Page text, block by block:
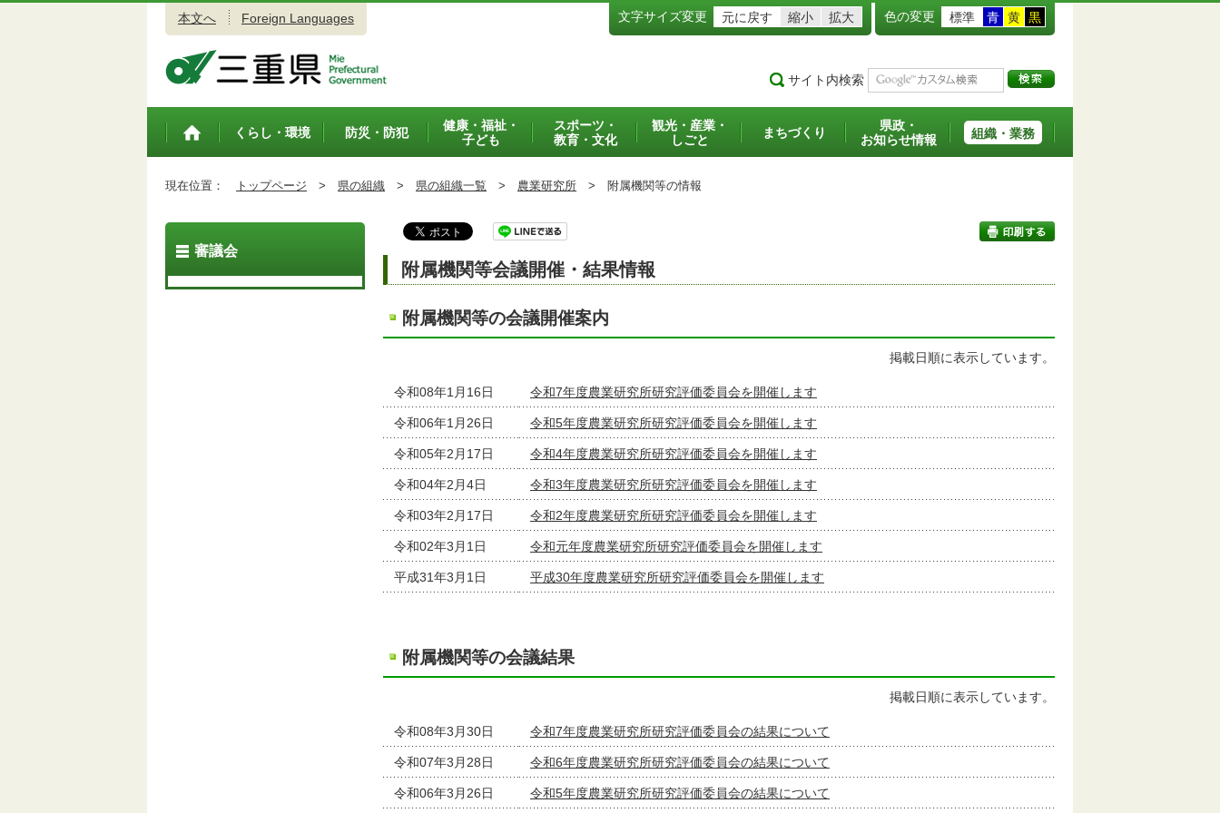
本文へ Foreign Languages 文字サイズ変更 元に戻す 縮小 拡大 色の変更 標準 青 黄 黒
サイト内検索
トップペ
くらし・環境 防災・防犯
健康・福祉・
子ども
スポーツ・
教育・文化
観光・産業・
しごと
まちづくり
県政・
お知らせ情報
組織・業務
現在位置： トップページ > 県の組織 > 県の組織一覧 > 農業研究所 > 附属機関等の情報
附属機関等会議開催・結果情報
附属機関等の会議開催案内
掲載日順に表示しています。
令和08年1月16日 令和7年度農業研究所研究評価委員会を開催します
令和06年1月26日 令和5年度農業研究所研究評価委員会を開催します
令和05年2月17日 令和4年度農業研究所研究評価委員会を開催します
令和04年2月4日 令和3年度農業研究所研究評価委員会を開催します
令和03年2月17日 令和2年度農業研究所研究評価委員会を開催します
令和02年3月1日 令和元年度農業研究所研究評価委員会を開催します
平成31年3月1日 平成30年度農業研究所研究評価委員会を開催します
附属機関等の会議結果
掲載日順に表示しています。
令和08年3月30日 令和7年度農業研究所研究評価委員会の結果について
令和07年3月28日 令和6年度農業研究所研究評価委員会の結果について
令和06年3月26日 令和5年度農業研究所研究評価委員会の結果について
審議会